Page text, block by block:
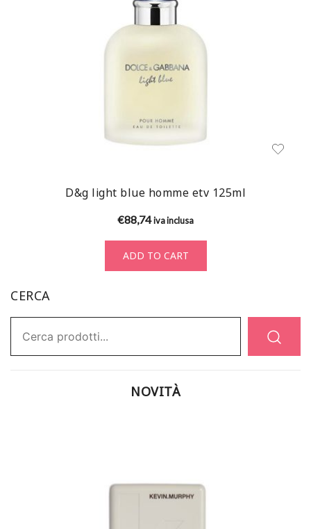
D&g light blue homme etv 125ml
€88,74iva inclusa
ADD TO CART
CERCA
NOVITÀ